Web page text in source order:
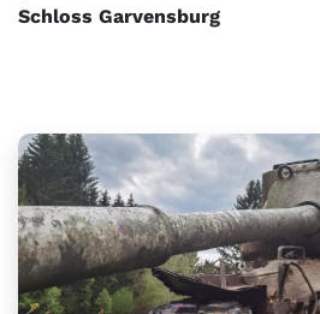
Schloss Garvensburg